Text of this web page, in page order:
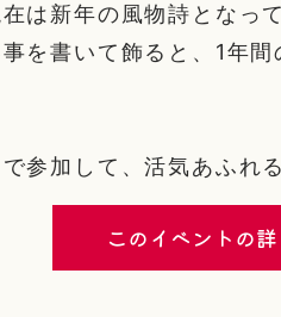
は新年の風物詩となっ
を書いて飾ると、1年
参加して、活気あふれ
このイベントの